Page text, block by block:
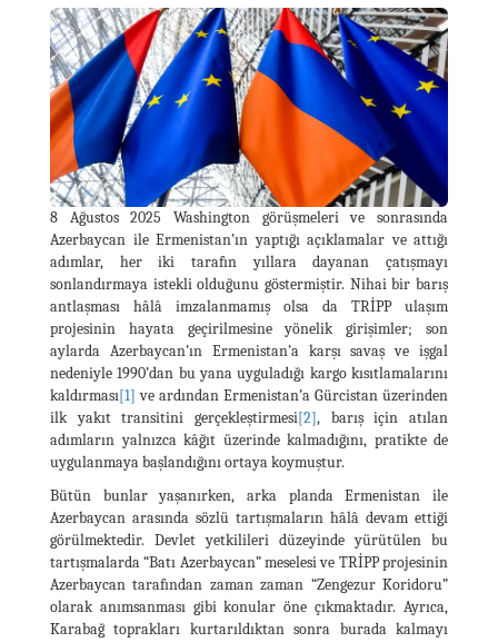
8 Ağustos 2025 Washington görüşmeleri ve sonrasında
Azerbaycan ile Ermenistan’ın yaptığı açıklamalar ve attığı
adımlar, her iki tarafın yıllara dayanan çatışmayı
sonlandırmaya istekli olduğunu göstermiştir. Nihai bir barış
antlaşması hâlâ imzalanmamış olsa da TRİPP ulaşım
projesinin hayata geçirilmesine yönelik girişimler; son
aylarda Azerbaycan’ın Ermenistan’a karşı savaş ve işgal
nedeniyle 1990’dan bu yana uyguladığı kargo kısıtlamalarını
kaldırması[1] ve ardından Ermenistan’a Gürcistan üzerinden
ilk yakıt transitini gerçekleştirmesi[2], barış için atılan
adımların yalnızca kâğıt üzerinde kalmadığını, pratikte de
uygulanmaya başlandığını ortaya koymuştur.
Bütün bunlar yaşanırken, arka planda Ermenistan ile
Azerbaycan arasında sözlü tartışmaların hâlâ devam ettiği
görülmektedir. Devlet yetkilileri düzeyinde yürütülen bu
tartışmalarda “Batı Azerbaycan” meselesi ve TRİPP projesinin
Azerbaycan tarafından zaman zaman “Zengezur Koridoru”
olarak anımsanması gibi konular öne çıkmaktadır. Ayrıca,
Karabağ toprakları kurtarıldıktan sonra burada kalmayı